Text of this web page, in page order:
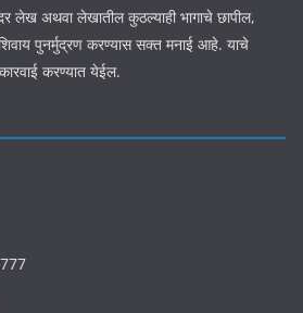
अथवा लेखातील कुठल्याही भागाचे छापील,
पुनर्मुद्रण करण्यास सक्त मनाई आहे. याचे
करण्यात येईल.